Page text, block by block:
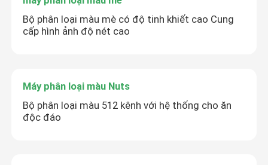
Bộ phân loại màu mè có độ tinh khiết cao Cung
cấp hình ảnh độ nét cao
Máy phân loại màu Nuts
Bộ phân loại màu 512 kênh với hệ thống cho ăn
độc đáo